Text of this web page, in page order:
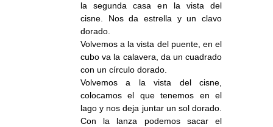
la segunda casa en la vista del
cisne. Nos da estrella y un clavo
dorado.
Volvemos a la vista del puente, en el
cubo va la calavera, da un cuadrado
con un círculo dorado.
Volvemos a la vista del cisne,
colocamos el que tenemos en el
lago y nos deja juntar un sol dorado.
Con la lanza podemos sacar el